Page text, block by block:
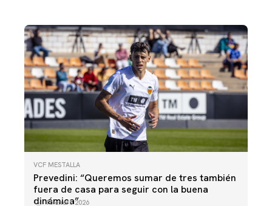
VCF MESTALLA
Prevedini: “Queremos sumar de tres también
fuera de casa para seguir con la buena
dinámica”
16 enero 2026